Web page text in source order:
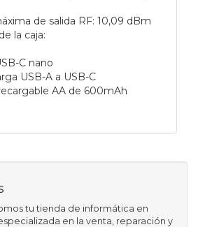
de salida RF: 10,09 dBm
la caja:
C nano
USB-A a USB-C
AA de 600mAh
tu tienda de informática en
en la venta, reparación y